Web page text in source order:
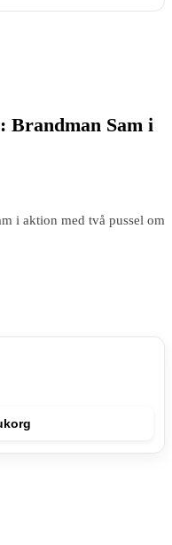
Brandman Sam i
i aktion med två pussel om